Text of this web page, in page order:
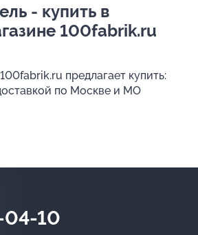
- купить в
100fabrik.ru
предлагает купить:
по Москве и МО
04-10